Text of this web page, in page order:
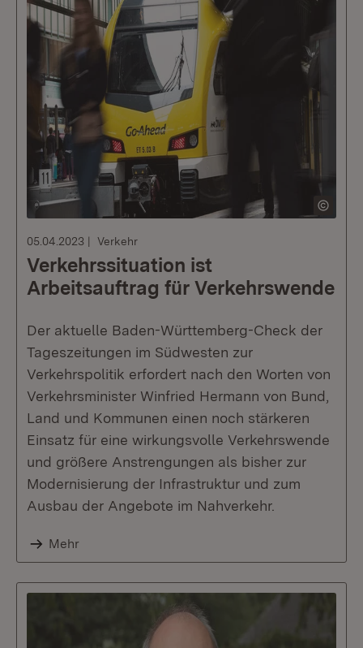
05.04.2023 Verkehr
Verkehrssituation ist
Arbeitsauftrag für Verkehrswende
Der aktuelle Baden-Württemberg-Check der
Tageszeitungen im Südwesten zur
Verkehrspolitik erfordert nach den Worten von
Verkehrsminister Winfried Hermann von Bund,
Land und Kommunen einen noch stärkeren
Einsatz für eine wirkungsvolle Verkehrswende
und größere Anstrengungen als bisher zur
Modernisierung der Infrastruktur und zum
Ausbau der Angebote im Nahverkehr.
Mehr